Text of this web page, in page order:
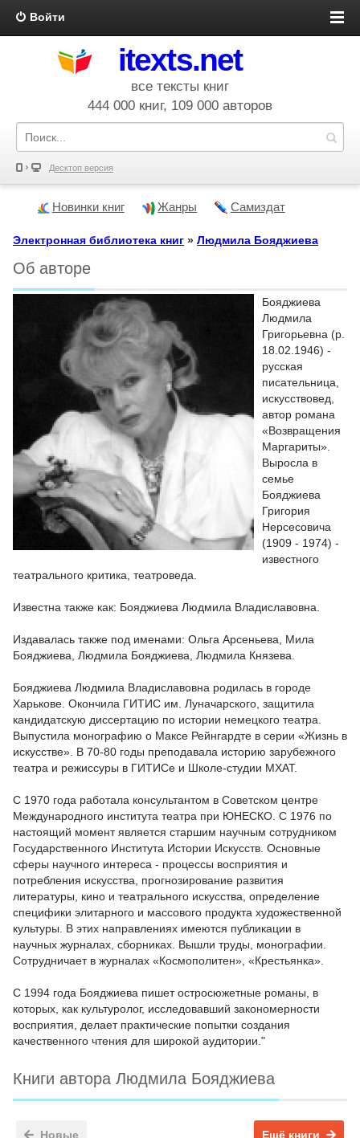
Войти
itexts.net
все тексты книг
444 000 книг, 109 000 авторов
Десктоп версия
Новинки книг Жанры Самиздат
Электронная библиотека книг » Людмила Бояджиева
Об авторе
Бояджиева
Людмила
Григорьевна (р.
18.02.1946) -
русская
писательница,
искусствовед,
автор романа
«Возвращения
Маргариты».
Выросла в
семье
Бояджиева
Григория
Нерсесовича
(1909 - 1974) -
известного
театрального критика, театроведа.
Известна также как: Бояджиева Людмила Владиславовна.
Издавалась также под именами: Ольга Арсеньева, Мила
Бояджиева, Людмила Бояджиева, Людмила Князева.
Бояджиева Людмила Владиславовна родилась в городе
Харькове. Окончила ГИТИС им. Луначарского, защитила
кандидатскую диссертацию по истории немецкого театра.
Выпустила монографию о Максе Рейнгардте в серии «Жизнь в
искусстве». В 70-80 годы преподавала историю зарубежного
театра и режиссуры в ГИТИСе и Школе-студии МХАТ.
С 1970 года работала консультантом в Советском центре
Международного института театра при ЮНЕСКО. С 1976 по
настоящий момент является старшим научным сотрудником
Государственного Института Истории Искусств. Основные
сферы научного интереса - процессы восприятия и
потребления искусства, прогнозирование развития
литературы, кино и театрального искусства, определение
специфики элитарного и массового продукта художественной
культуры. В этих направлениях имеются публикации в
научных журналах, сборниках. Вышли труды, монографии.
Сотрудничает в журналах «Космополитен», «Крестьянка».
С 1994 года Бояджиева пишет остросюжетные романы, в
которых, как культуролог, исследовавший закономерности
восприятия, делает практические попытки создания
качественного чтения для широкой аудитории."
Книги автора Людмила Бояджиева
Новые Ещё книги